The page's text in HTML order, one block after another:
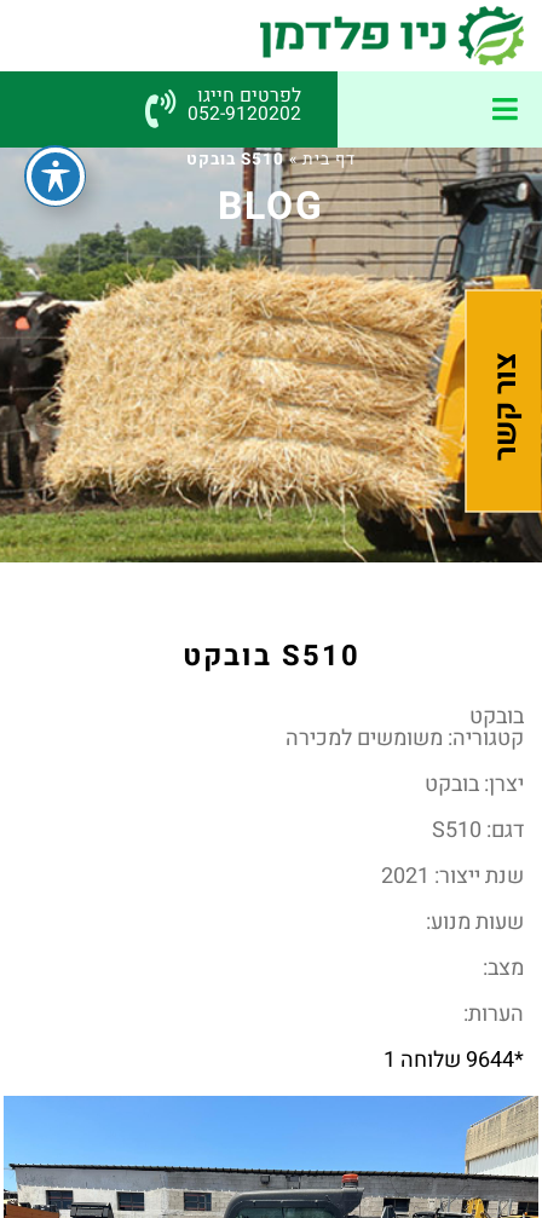
לפרטים חייגו
052-9120202
דף בית»S510 בובקט
BLOG
S510 בובקט
בובקט
קטגוריה: משומשים למכירה
יצרן: בובקט
דגם: S510
שנת ייצור: 2021
שעות מנוע:
מצב:
הערות:
*9644 שלוחה 1
צור קשר